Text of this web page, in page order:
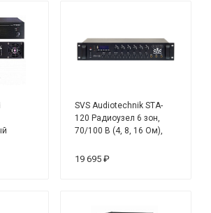
SVS Audiotechnik STA-
120 Радиоузел 6 зон,
70/100 В (4, 8, 16 Ом),
Вт
19 695 ₽